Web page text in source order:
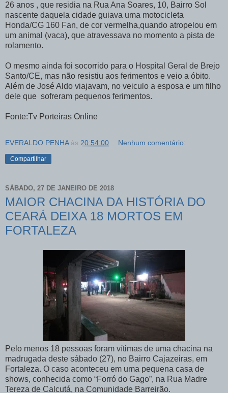
26 anos , que residia na Rua Ana Soares, 10, Bairro Sol
nascente daquela cidade guiava uma motocicleta
Honda/CG 160 Fan, de cor vermelha,quando atropelou em
um animal (vaca), que atravessava no momento a pista de
rolamento.
O mesmo ainda foi socorrido para o Hospital Geral de Brejo
Santo/CE, mas não resistiu aos ferimentos e veio a óbito.
Além de José Aldo viajavam, no veiculo a esposa e um filho
dele que sofreram pequenos ferimentos.
Fonte:Tv Porteiras Online
EVERALDO PENHA às 20:54:00 Nenhum comentário:
Compartilhar
SÁBADO, 27 DE JANEIRO DE 2018
MAIOR CHACINA DA HISTÓRIA DO
CEARÁ DEIXA 18 MORTOS EM
FORTALEZA
Pelo menos 18 pessoas foram vítimas de uma chacina na
madrugada deste sábado (27), no Bairro Cajazeiras, em
Fortaleza. O caso aconteceu em uma pequena casa de
shows, conhecida como “Forró do Gago”, na Rua Madre
Tereza de Calcutá, na Comunidade Barreirão.